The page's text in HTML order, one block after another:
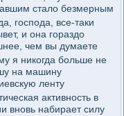
стало безмерным
господа, все-таки
и она гораздо
чем вы думаете
я никогда больше не
на машину
ленту
активность в
вновь набирает силу